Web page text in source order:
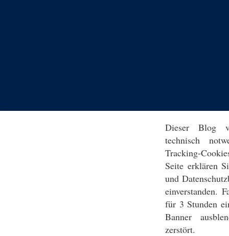
Dieser Blog
technisch
Tracking-
Seite erklären
und
einverstanden.
für 3 Stunden
Banner
zerstört.